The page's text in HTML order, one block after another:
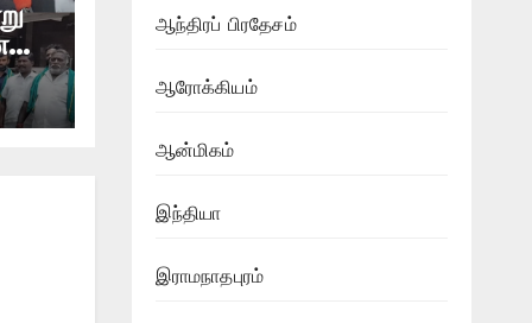
ஆந்திரப் பிரதேசம்
ஆரோக்கியம்
ஆன்மிகம்
இந்தியா
இராமநாதபுரம்